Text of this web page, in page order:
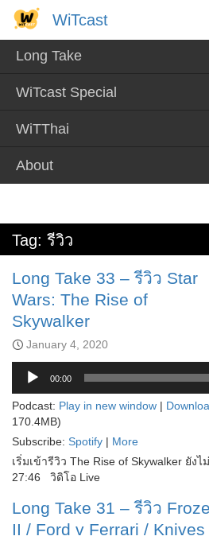
Skip
content
WiTcast
Long Take
WiTcast Special
WiTThai
About
WiTcast
Tag: รีวิว
Long Take 33 – รีวิว Star
Wars: The Rise of
Skywalker
January 4, 2020
Audio
Player
00:00
Podcast: Play in new window |
170.4MB)
Subscribe: Spotify | More
เริ่มเข้ารีวิว The Rise of Skywalker ยัง
27:46 วิดิโอ Live
Long Take 31 – รีวิว
II / Ford v Ferrari / Knives